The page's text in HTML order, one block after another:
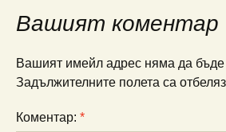
Вашият коментар
Вашият имейл адрес няма да бъде
Задължителните полета са
Коментар: *